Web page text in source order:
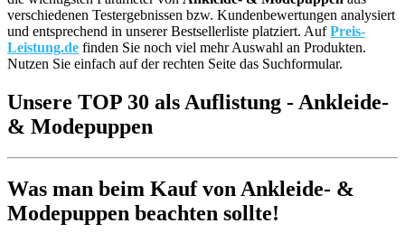
verschiedenen Testergebnissen bzw. Kundenbewertungen analysiert
und entsprechend in unserer Bestsellerliste platziert. AufPreis-
Leistung.de finden Sie noch viel mehr Auswahl an Produkten.
Nutzen Sie einfach auf der rechten Seite das Suchformular.
Unsere TOP 30 als Auflistung - Ankleide-
& Modepuppen
Was man beim Kauf von Ankleide- &
Modepuppen beachten sollte!